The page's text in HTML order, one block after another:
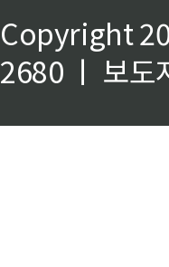
Copyright
2680 ㅣ 보